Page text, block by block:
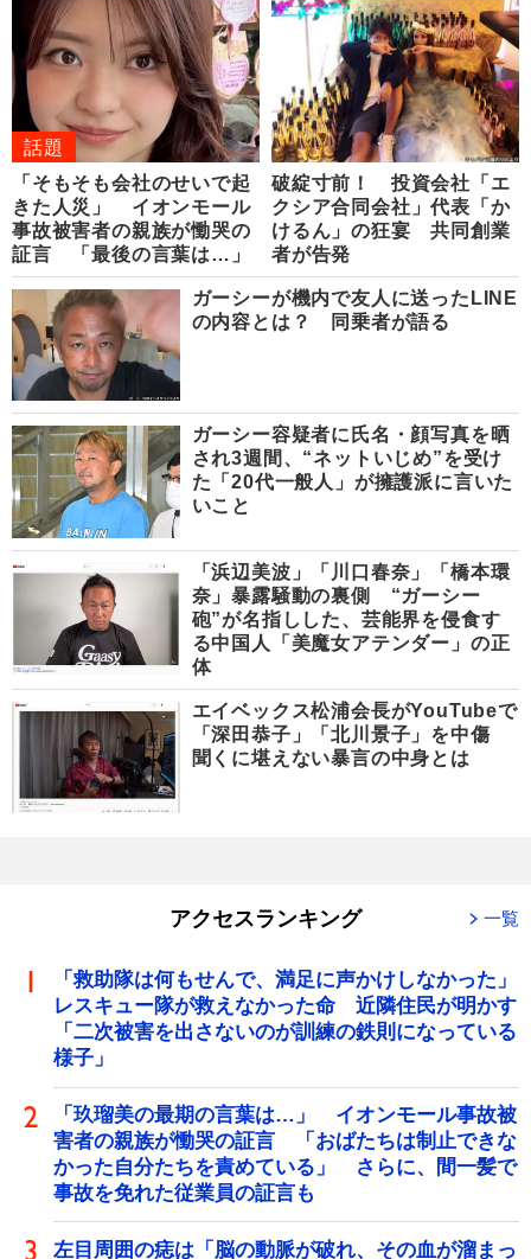
話題
「そもそも会社のせいで起
きた人災」 イオンモール
事故被害者の親族が慟哭の
証言 「最後の言葉は…」
破綻寸前！ 投資会社「エ
クシア合同会社」代表「か
けるん」の狂宴 共同創業
者が告発
ガーシーが機内で友人に送ったLINE
の内容とは？ 同乗者が語る
ガーシー容疑者に氏名・顔写真を晒
され3週間、“ネットいじめ”を受け
た「20代一般人」が擁護派に言いた
いこと
「浜辺美波」「川口春奈」「橋本環
奈」暴露騒動の裏側 “ガーシー
砲”が名指しした、芸能界を侵食す
る中国人「美魔女アテンダー」の正
体
エイベックス松浦会長がYouTubeで
「深田恭子」「北川景子」を中傷
聞くに堪えない暴言の中身とは
アクセスランキング 一覧
「救助隊は何もせんで、満足に声かけしなかった」
レスキュー隊が救えなかった命 近隣住民が明かす
「二次被害を出さないのが訓練の鉄則になっている
様子」
「玖瑠美の最期の言葉は…」 イオンモール事故被
害者の親族が慟哭の証言 「おばたちは制止できな
かった自分たちを責めている」 さらに、間一髪で
事故を免れた従業員の証言も
左目周囲の痣は「脳の動脈が破れ、その血が溜まっ